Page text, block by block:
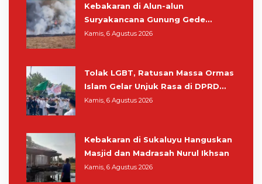
Kebakaran di Alun-alun
Suryakancana Gunung Gede
Pangrango, Relawan dan Warga
Kamis, 6 Agustus 2026
Tolak LGBT, Ratusan Massa Ormas
Islam Gelar Unjuk Rasa di DPRD
Cianjur
Kamis, 6 Agustus 2026
Kebakaran di Sukaluyu Hanguskan
Masjid dan Madrasah Nurul Ikhsan
Kamis, 6 Agustus 2026